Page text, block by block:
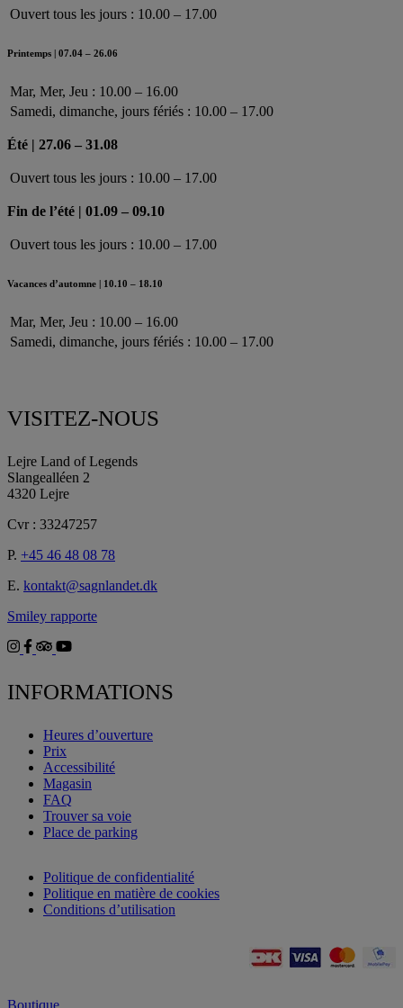
Ouvert tous les jours : 10.00 – 17.00
Printemps | 07.04 – 26.06
Mar, Mer, Jeu : 10.00 – 16.00
Samedi, dimanche, jours fériés : 10.00 – 17.00
Été | 27.06 – 31.08
Ouvert tous les jours : 10.00 – 17.00
Fin de l’été | 01.09 – 09.10
Ouvert tous les jours : 10.00 – 17.00
Vacances d’automne | 10.10 – 18.10
Mar, Mer, Jeu : 10.00 – 16.00
Samedi, dimanche, jours fériés : 10.00 – 17.00
VISITEZ-NOUS
Lejre Land of Legends
Slangealléen 2
4320 Lejre
Cvr : 33247257
P. +45 46 48 08 78
E. kontakt@sagnlandet.dk
Smiley rapporte
INFORMATIONS
Heures d’ouverture
Prix
Accessibilité
Magasin
FAQ
Trouver sa voie
Place de parking
Politique de confidentialité
Politique en matière de cookies
Conditions d’utilisation
Boutique